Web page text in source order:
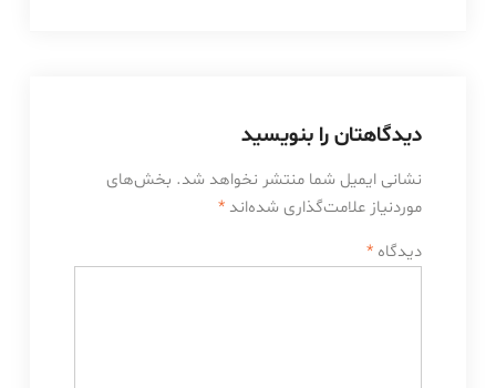
دیدگاهتان را بنویسید
نشانی ایمیل شما منتشر نخواهد شد. بخش‌های
موردنیاز علامت‌گذاری شده‌اند *
دیدگاه *